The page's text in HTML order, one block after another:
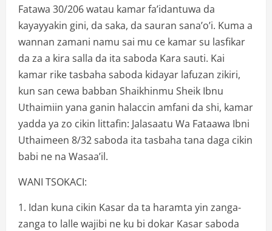
Fatawa 30/206 watau kamar fa’idantuwa da
kayayyakin gini, da saka, da sauran sana’o’i. Kuma a
wannan zamani namu sai mu ce kamar su lasfikar
da za a kira salla da ita saboda Kara sauti. Kai
kamar rike tasbaha saboda kidayar lafuzan zikiri,
kun san cewa babban Shaikhinmu Sheik Ibnu
Uthaimiin yana ganin halaccin amfani da shi, kamar
yadda ya zo cikin littafin: Jalasaatu Wa Fataawa Ibni
Uthaimeen 8/32 saboda ita tasbaha tana daga cikin
babi ne na Wasaa’il.
WANI TSOKACI:
1. Idan kuna cikin Kasar da ta haramta yin zanga-
zanga to lalle wajibi ne ku bi dokar Kasar saboda